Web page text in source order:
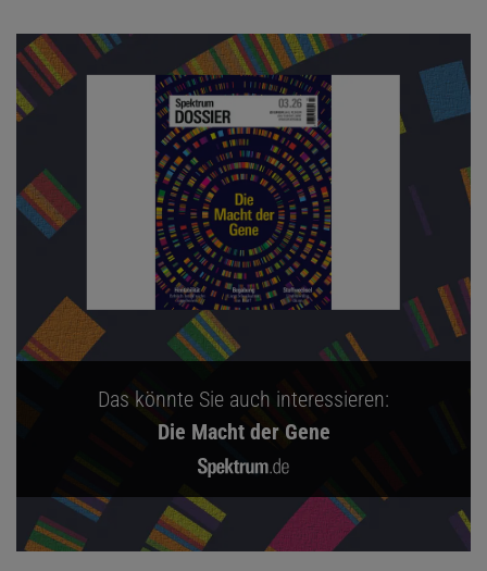
Das könnte Sie auch interessieren:
Die Macht der Gene